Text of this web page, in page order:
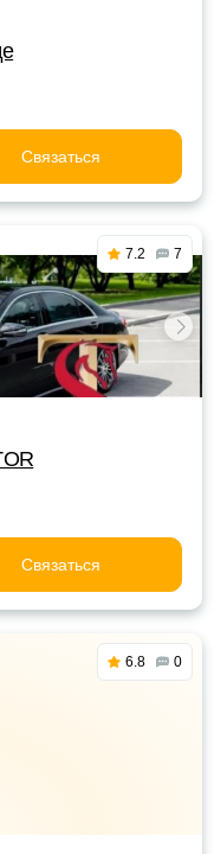
Связаться
7.2 7
Связаться
6.8 0